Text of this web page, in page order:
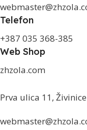
Telefon
+387 035 368-385
Web Shop
zhzola.com
Prva ulica 11,